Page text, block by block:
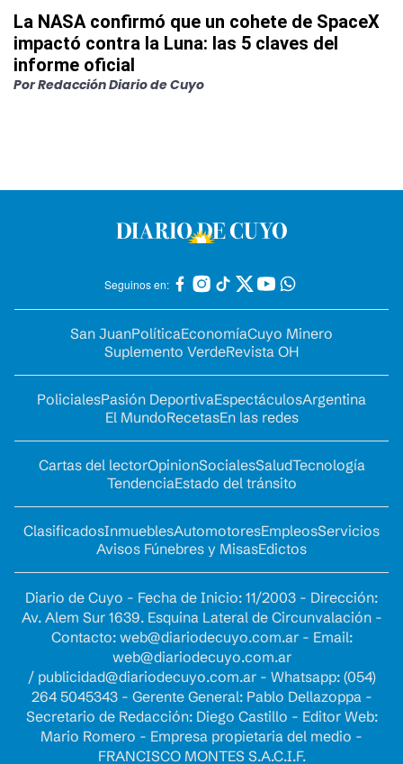
La NASA confirmó que un cohete de SpaceX
impactó contra la Luna: las 5 claves del
informe oficial
PorRedacción Diario de Cuyo
Seguinos en:
San JuanPolíticaEconomíaCuyo Minero
Suplemento VerdeRevista OH
PolicialesPasión DeportivaEspectáculosArgentina
El MundoRecetasEn las redes
Cartas del lectorOpinionSocialesSaludTecnología
TendenciaEstado del tránsito
ClasificadosInmueblesAutomotoresEmpleosServicios
Avisos Fúnebres y MisasEdictos
Diario de Cuyo - Fecha de Inicio: 11/2003 - Dirección:
Av. Alem Sur 1639. Esquina Lateral de Circunvalación -
Contacto: web@diariodecuyo.com.ar- Email:
web@diariodecuyo.com.ar
/ publicidad@diariodecuyo.com.ar- Whatsapp: (054)
264 5045343 - Gerente General: Pablo Dellazoppa -
Secretario de Redacción: Diego Castillo - Editor Web:
Mario Romero - Empresa propietaria del medio -
FRANCISCO MONTES S.A.C.I.F.